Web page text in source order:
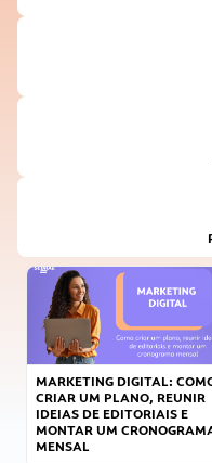
MARKETING DIGITAL:
CRIAR UM PLANO, REUNIR
IDEIAS DE EDITORIAIS E
MONTAR UM
MENSAL